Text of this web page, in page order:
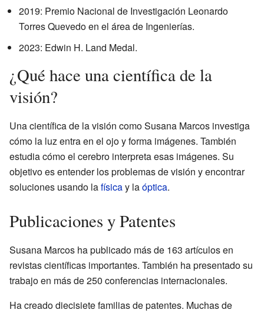
2019: Premio Nacional de Investigación Leonardo
Torres Quevedo en el área de Ingenierías.
2023: Edwin H. Land Medal.
¿Qué hace una científica de la
visión?
Una científica de la visión como Susana Marcos investiga
cómo la luz entra en el ojo y forma imágenes. También
estudia cómo el cerebro interpreta esas imágenes. Su
objetivo es entender los problemas de visión y encontrar
soluciones usando lafísicay laóptica.
Publicaciones y Patentes
Susana Marcos ha publicado más de 163 artículos en
revistas científicas importantes. También ha presentado su
trabajo en más de 250 conferencias internacionales.
Ha creado diecisiete familias de patentes. Muchas de